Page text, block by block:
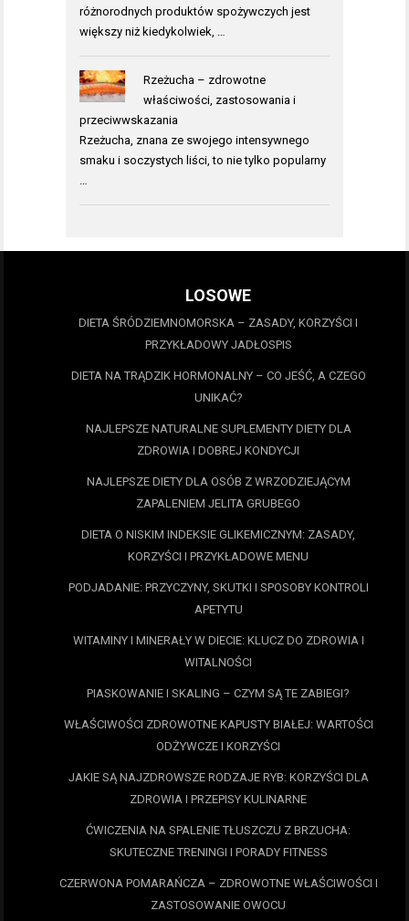
różnorodnych produktów spożywczych jest
większy niż kiedykolwiek, …
Rzeżucha – zdrowotne
właściwości, zastosowania i
przeciwwskazania
Rzeżucha, znana ze swojego intensywnego
smaku i soczystych liści, to nie tylko popularny
…
LOSOWE
DIETA ŚRÓDZIEMNOMORSKA – ZASADY, KORZYŚCI I
PRZYKŁADOWY JADŁOSPIS
DIETA NA TRĄDZIK HORMONALNY – CO JEŚĆ, A CZEGO
UNIKAĆ?
NAJLEPSZE NATURALNE SUPLEMENTY DIETY DLA
ZDROWIA I DOBREJ KONDYCJI
NAJLEPSZE DIETY DLA OSÓB Z WRZODZIEJĄCYM
ZAPALENIEM JELITA GRUBEGO
DIETA O NISKIM INDEKSIE GLIKEMICZNYM: ZASADY,
KORZYŚCI I PRZYKŁADOWE MENU
PODJADANIE: PRZYCZYNY, SKUTKI I SPOSOBY KONTROLI
APETYTU
WITAMINY I MINERAŁY W DIECIE: KLUCZ DO ZDROWIA I
WITALNOŚCI
PIASKOWANIE I SKALING – CZYM SĄ TE ZABIEGI?
WŁAŚCIWOŚCI ZDROWOTNE KAPUSTY BIAŁEJ: WARTOŚCI
ODŻYWCZE I KORZYŚCI
JAKIE SĄ NAJZDROWSZE RODZAJE RYB: KORZYŚCI DLA
ZDROWIA I PRZEPISY KULINARNE
ĆWICZENIA NA SPALENIE TŁUSZCZU Z BRZUCHA:
SKUTECZNE TRENINGI I PORADY FITNESS
CZERWONA POMARAŃCZA – ZDROWOTNE WŁAŚCIWOŚCI I
ZASTOSOWANIE OWOCU